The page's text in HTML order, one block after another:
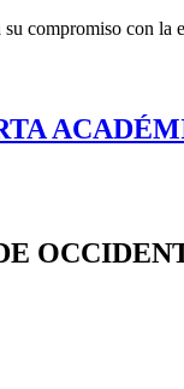
compromiso con la